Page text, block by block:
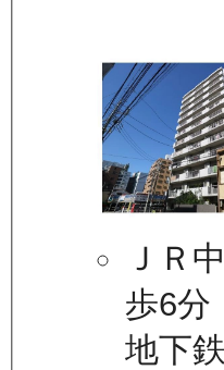
ＪＲ
歩6分
地下